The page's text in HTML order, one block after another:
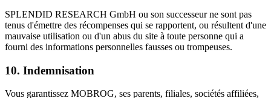
SPLENDID RESEARCH GmbH ou son successeur ne sont pas
tenus d'émettre des récompenses qui se rapportent, ou résultent d'une
mauvaise utilisation ou d'un abus du site à toute personne qui a
fourni des informations personnelles fausses ou trompeuses.
10. Indemnisation
Vous garantissez MOBROG, ses parents, filiales, sociétés affiliées,